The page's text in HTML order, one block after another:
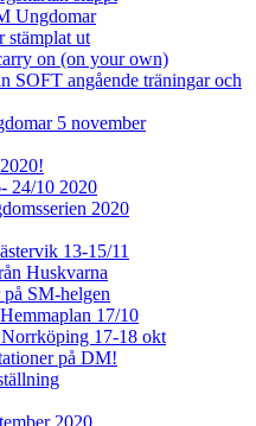
Ungdomar
stämplat ut
on (on your own)
SOFT angående träningar och
5 november
24/10 2020
2020
13-15/11
Huskvarna
SM-helgen
17/10
17-18 okt
på DM!